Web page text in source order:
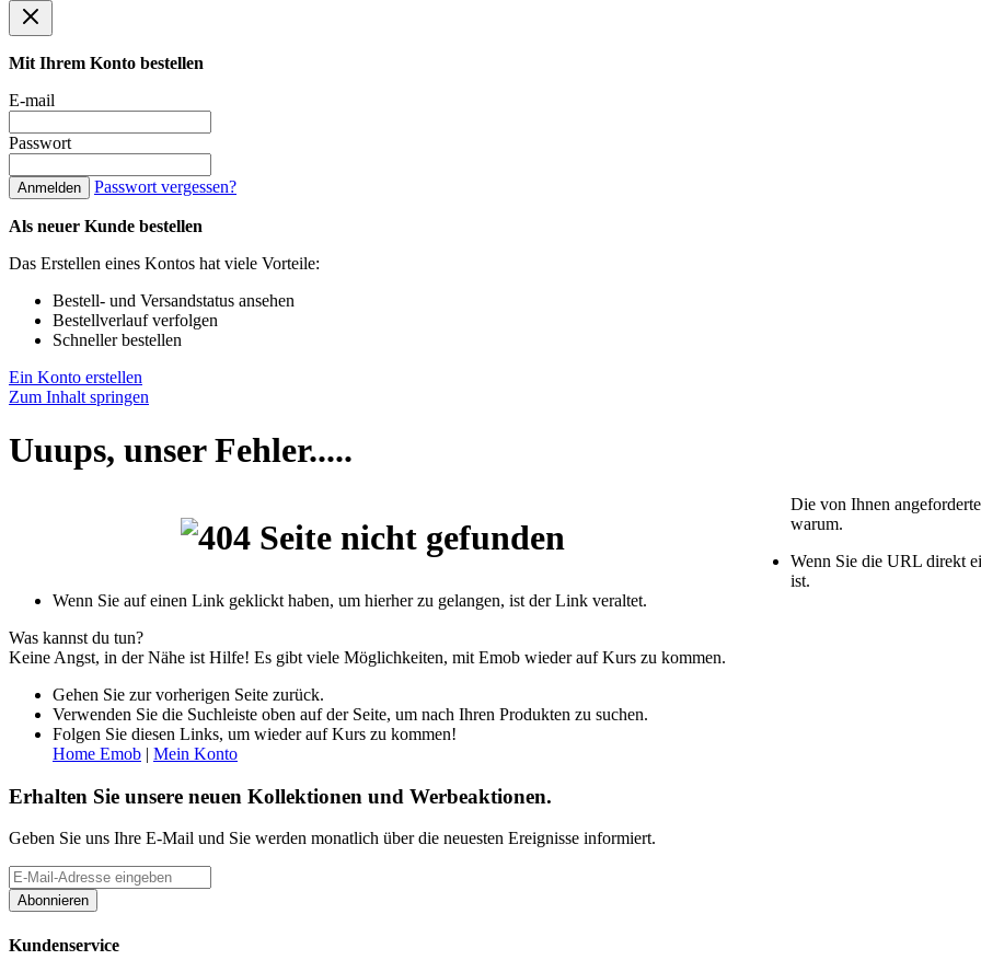
Mit Ihrem Konto bestellen
E-mail
Passwort
Anmelden Passwort vergessen?
Als neuer Kunde bestellen
Das Erstellen eines Kontos hat viele Vorteile:
Bestell- und Versandstatus ansehen
Bestellverlauf verfolgen
Schneller bestellen
Ein Konto erstellen
Zum Inhalt springen
Uuups, unser Fehler.....
Die von Ihnen
warum.
Wenn Sie die URL direkt
ist.
Wenn Sie auf einen Link geklickt haben, um hierher zu gelangen, ist der Link veraltet.
Was kannst du tun?
Keine Angst, in der Nähe ist Hilfe! Es gibt viele Möglichkeiten, mit Emob wieder auf Kurs zu kommen.
Gehen Sie zur vorherigen Seite zurück.
Verwenden Sie die Suchleiste oben auf der Seite, um nach Ihren Produkten zu suchen.
Folgen Sie diesen Links, um wieder auf Kurs zu kommen!
Home Emob | Mein Konto
Erhalten Sie unsere neuen Kollektionen und Werbeaktionen.
Geben Sie uns Ihre E-Mail und Sie werden monatlich über die neuesten Ereignisse informiert.
Abonnieren
Kundenservice